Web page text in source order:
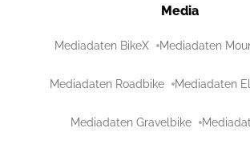
Media
Mediadaten BikeX Mediadaten
Mediadaten Roadbike Mediadaten
Mediadaten Gravelbike